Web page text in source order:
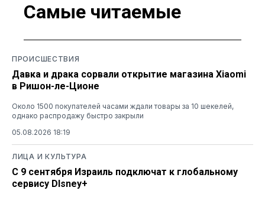
Самые читаемые
ПРОИСШЕСТВИЯ
Давка и драка сорвали открытие магазина Xiaomi
в Ришон-ле-Ционе
Около 1500 покупателей часами ждали товары за 10 шекелей,
однако распродажу быстро закрыли
05.08.2026 18:19
ЛИЦА И КУЛЬТУРА
С 9 сентября Израиль подключат к глобальному
сервису DIsney+